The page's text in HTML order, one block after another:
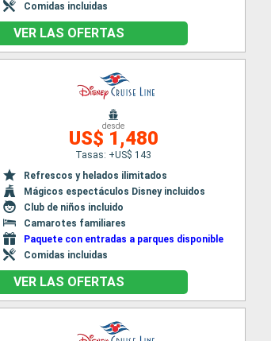
Comidas incluidas
VER LAS OFERTAS
desde
US$ 1,480
Tasas: +US$ 143
Refrescos y helados ilimitados
Mágicos espectáculos Disney incluidos
Club de niños incluido
Camarotes familiares
Paquete con entradas a parques disponible
Comidas incluidas
VER LAS OFERTAS